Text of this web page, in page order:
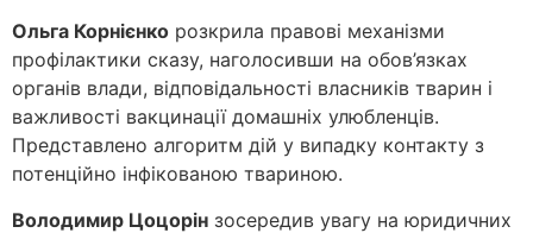
Ольга Корнієнко розкрила правові механізми
профілактики сказу, наголосивши на обов’язках
органів влади, відповідальності власників тварин і
важливості вакцинації домашніх улюбленців.
Представлено алгоритм дій у випадку контакту з
потенційно інфікованою твариною.
Володимир Цоцорін зосередив увагу на юридичних